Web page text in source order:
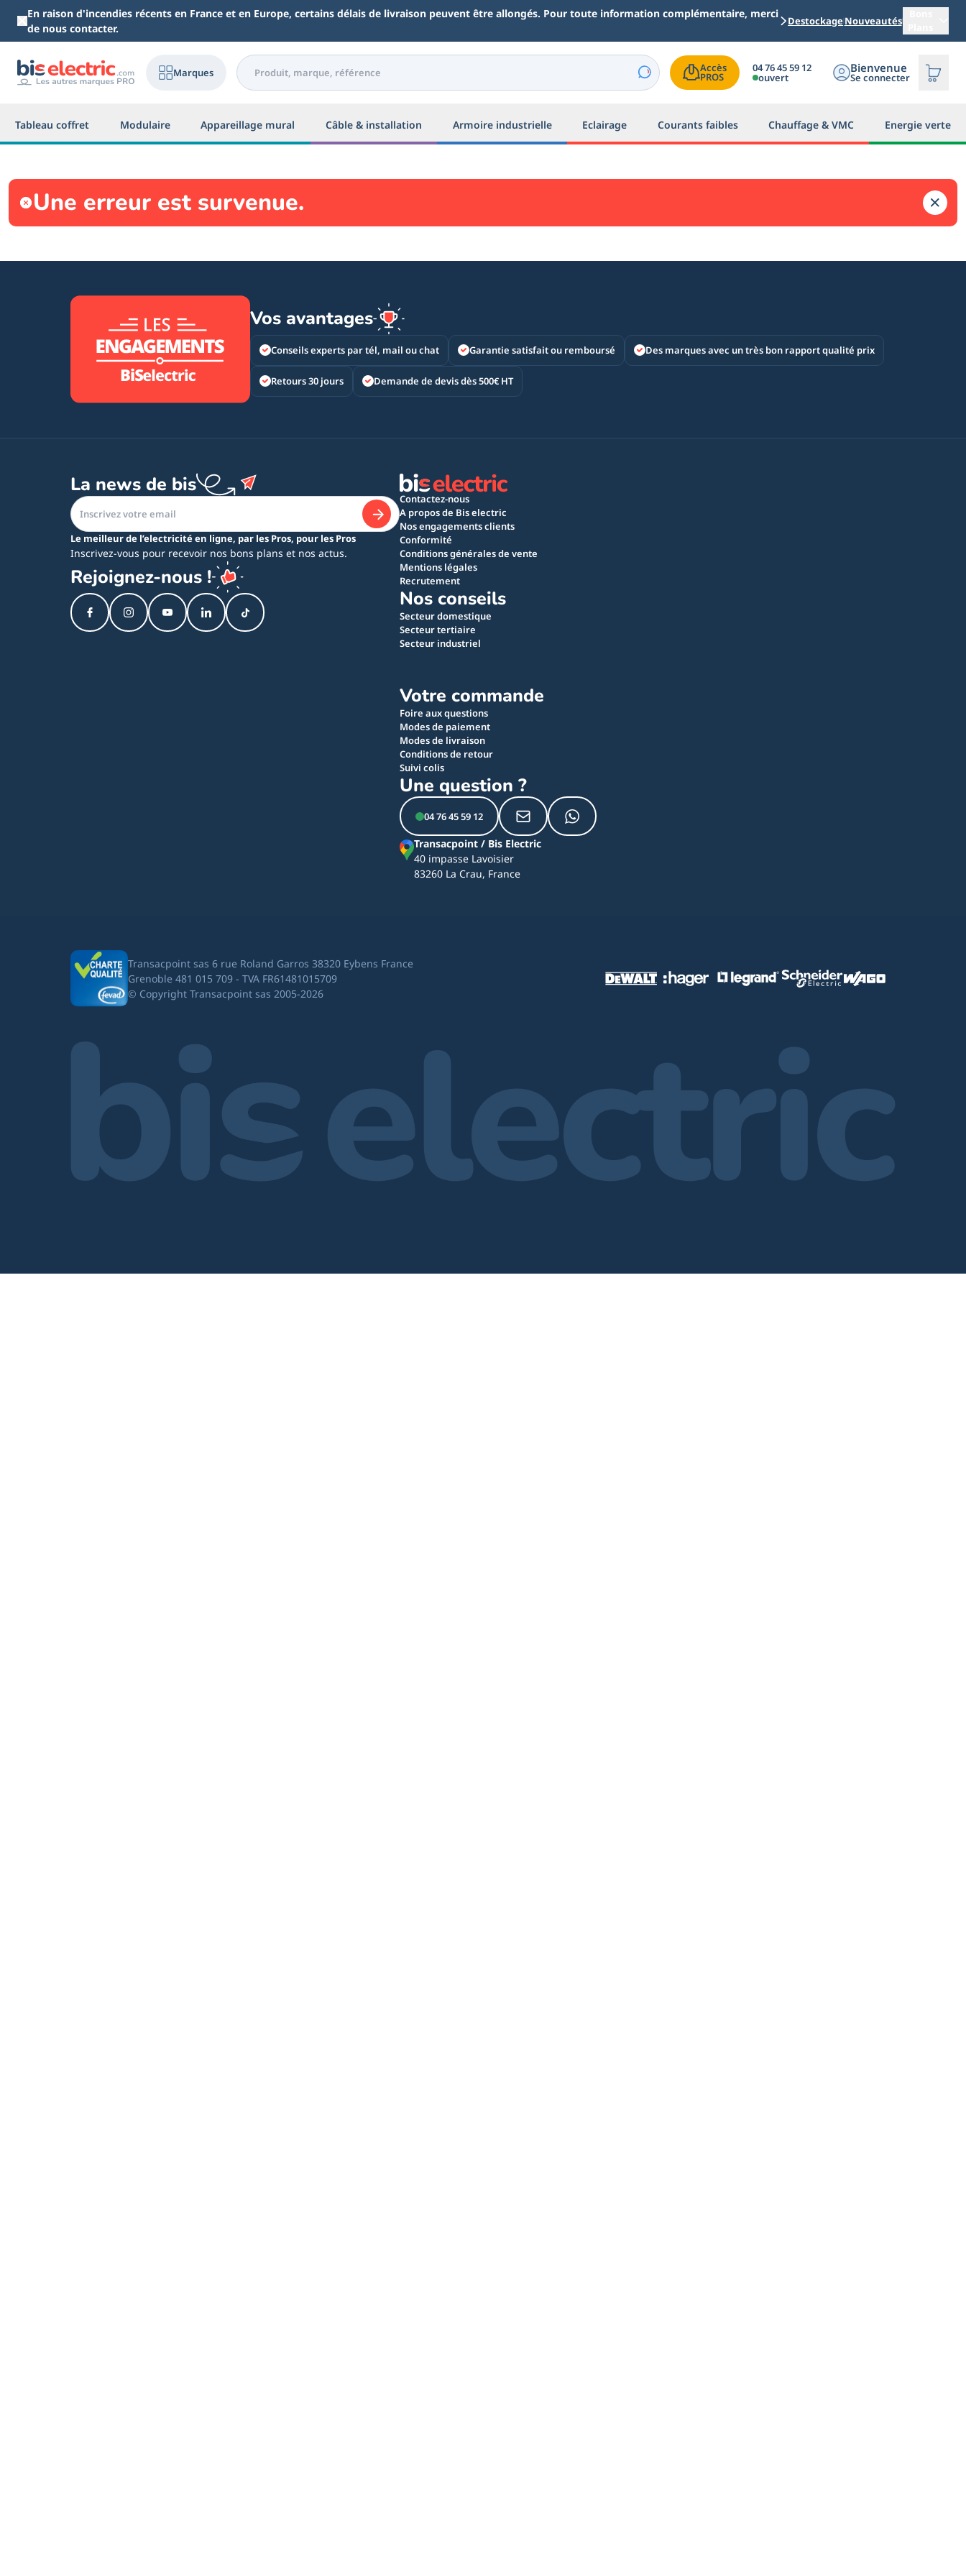
Aller au contenu principal
En raison d'incendies récents en France et en Europe, certains délais de livraison peuvent être allongés. Pour toute information complémentaire, merci
de nous contacter.
DestockageNouveautés
Marques Accès
PROS
04 76 45 59 12
ouvert
Bienvenue
Se connecter
Tableau coffret Modulaire Appareillage mural Câble & installation Armoire industrielle Eclairage Courants faibles Chauffage & VMC Energie verte
Une erreur est survenue.
Vos avantages
Conseils experts par tél, mail ou chat Garantie satisfait ou remboursé Des marques avec un très bon rapport qualité prix
Retours 30 jours Demande de devis dès 500€ HT
La news de bis
Le meilleur de l’electricité en ligne, par les Pros, pour les Pros
Inscrivez-vous pour recevoir nos bons plans et nos actus.
Rejoignez-nous !
Contactez-nous
A propos de Bis electric
Nos engagements clients
Conformité
Conditions générales de vente
Mentions légales
Recrutement
Nos conseils
Secteur domestique
Secteur tertiaire
Secteur industriel
Votre commande
Foire aux questions
Modes de paiement
Modes de livraison
Conditions de retour
Suivi colis
Une question ?
04 76 45 59 12
Transacpoint / Bis Electric
40 impasse Lavoisier
83260 La Crau, France
Transacpoint sas 6 rue Roland Garros 38320 Eybens France
Grenoble 481 015 709 - TVA FR61481015709
© Copyright Transacpoint sas 2005-2026